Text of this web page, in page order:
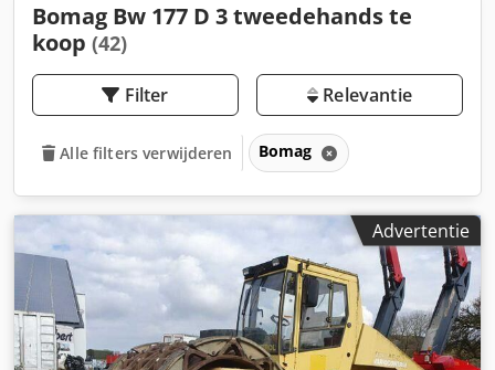
Bomag Bw 177 D 3 tweedehands te
koop (42)
Filter Relevantie
Alle filters verwijderen Bomag
Advertentie